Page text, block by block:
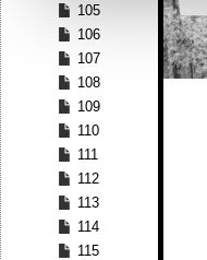
105
106
107
108
109
110
111
112
113
114
115